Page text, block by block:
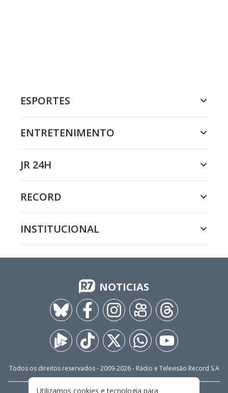
ESPORTES
ENTRETENIMENTO
JR 24H
RECORD
INSTITUCIONAL
NOTICIAS
Todos os direitos reservados - 2009-2026- Rádio e Televisão Record S.A
Utilizamos cookies e tecnologia para